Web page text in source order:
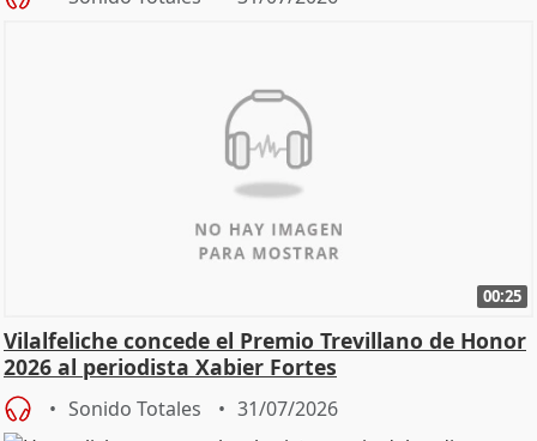
00:25
Vilalfeliche concede el Premio Trevillano de Honor
2026 al periodista Xabier Fortes
Sonido Totales 31/07/2026